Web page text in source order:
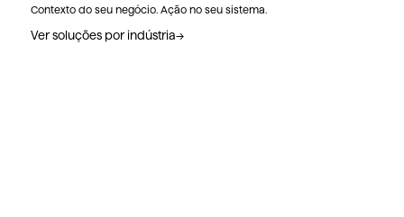
Contexto do seu negócio. Ação no seu sistema.
Ver soluções por indústria→